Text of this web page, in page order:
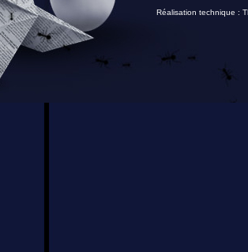
Réalisation technique :